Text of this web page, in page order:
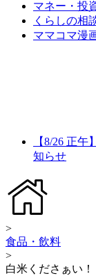
マネー・投
くらしの相
ママコマ漫
【8/26 正
知らせ
>
食品・飲料
>
白米くださぁい